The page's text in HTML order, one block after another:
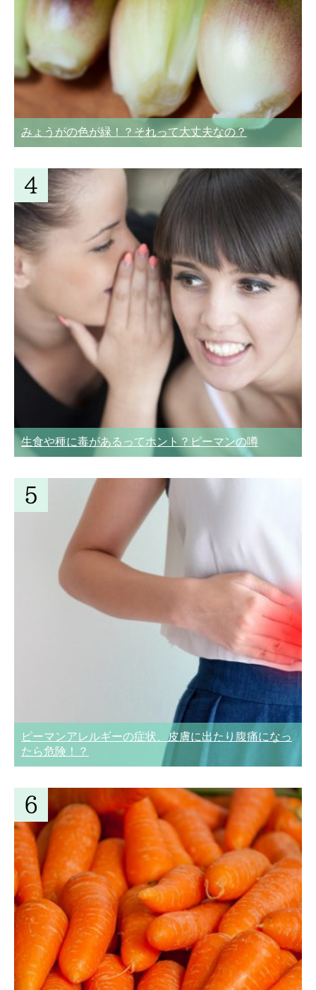
みょうがの色が緑！？それって大丈夫なの？
生食や種に毒があるってホント？ピーマンの噂
ピーマンアレルギーの症状、皮膚に出たり腹痛になっ
たら危険！？